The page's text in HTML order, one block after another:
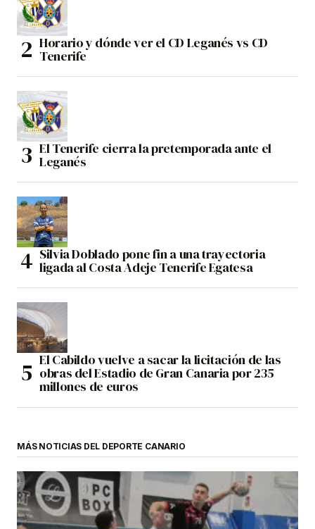
Horario y dónde ver el CD Leganés vs CD
Tenerife
El Tenerife cierra la pretemporada ante el
Leganés
Silvia Doblado pone fin a una trayectoria
ligada al Costa Adeje Tenerife Egatesa
El Cabildo vuelve a sacar la licitación de las
obras del Estadio de Gran Canaria por 235
millones de euros
MÁS NOTICIAS DEL DEPORTE CANARIO